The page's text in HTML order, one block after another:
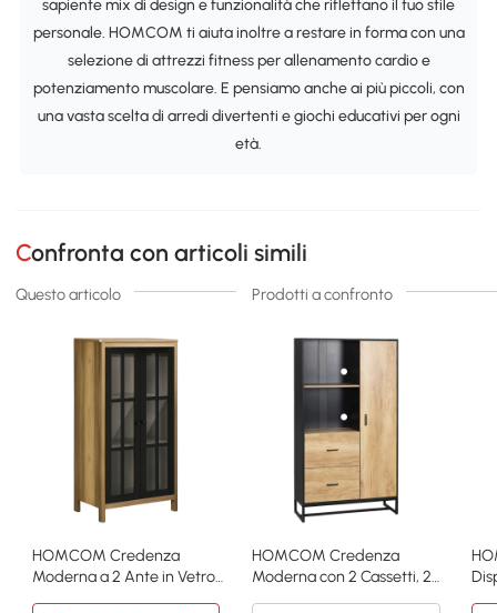
sapiente mix di design e funzionalità che riflettano il tuo stile
personale. HOMCOM ti aiuta inoltre a restare in forma con una
selezione di attrezzi fitness per allenamento cardio e
potenziamento muscolare. E pensiamo anche ai più piccoli, con
una vasta scelta di arredi divertenti e giochi educativi per ogni
età.
Confronta con articoli simili
Questo articolo Prodotti a confronto
HOMCOM Credenza
Moderna a 2 Ante in Vetro
HOMCOM Credenza
Moderna con 2 Cassetti, 2